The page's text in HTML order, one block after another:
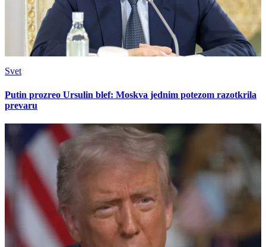
Svet
Putin prozreo Ursulin blef: Moskva jednim potezom razotkrila
prevaru